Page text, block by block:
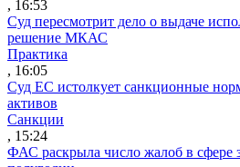
, 16:53
Суд пересмотрит дело о выдаче
решение МКАС
Практика
, 16:05
Суд ЕС истолкует санкционные
активов
Санкции
, 15:24
ФАС раскрыла число жалоб в сфере